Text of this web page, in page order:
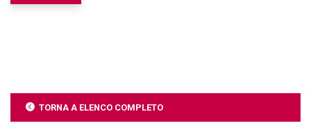
TORNA A ELENCO COMPLETO